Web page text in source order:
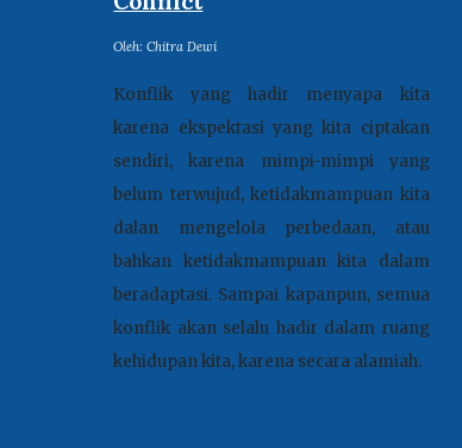
Oleh:Chitra Dewi
Konflik yang hadir menyapa kita
karena ekspektasi yang kita ciptakan
sendiri, karena mimpi-mimpi yang
belum terwujud, ketidakmampuan kita
dalan mengelola perbedaan, atau
bahkan ketidakmampuan kita dalam
beradaptasi. Sampai kapanpun, semua
konflik akan selalu hadir dalam ruang
kehidupan kita, karena secara alamiah.